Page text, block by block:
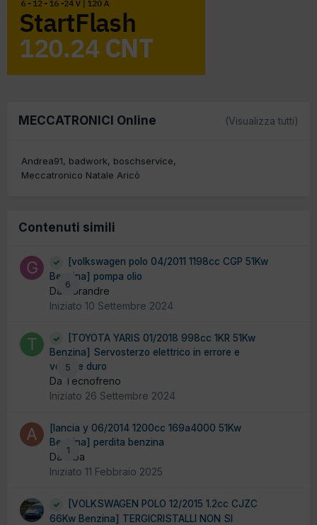
MECCATRONICI Online (Visualizza tutti)
Andrea91 badwork boschservice
Meccatronico Natale Aricò
Contenuti simili
6
[volkswagen polo 04/2011 1198cc CGP 51Kw
Benzina] pompa olio
Da Gorandre
Iniziato 10 Settembre 2024
5
[TOYOTA YARIS 01/2018 998cc 1KR 51Kw
Benzina] Servosterzo elettrico in errore e
volante duro
Da Tecnofreno
Iniziato 26 Settembre 2024
1
[lancia y 06/2014 1200cc 169a4000 51Kw
Benzina] perdita benzina
Da alba
Iniziato 11 Febbraio 2025
[VOLKSWAGEN POLO 12/2015 1.2cc CJZC
66Kw Benzina] TERGICRISTALLI NON SI